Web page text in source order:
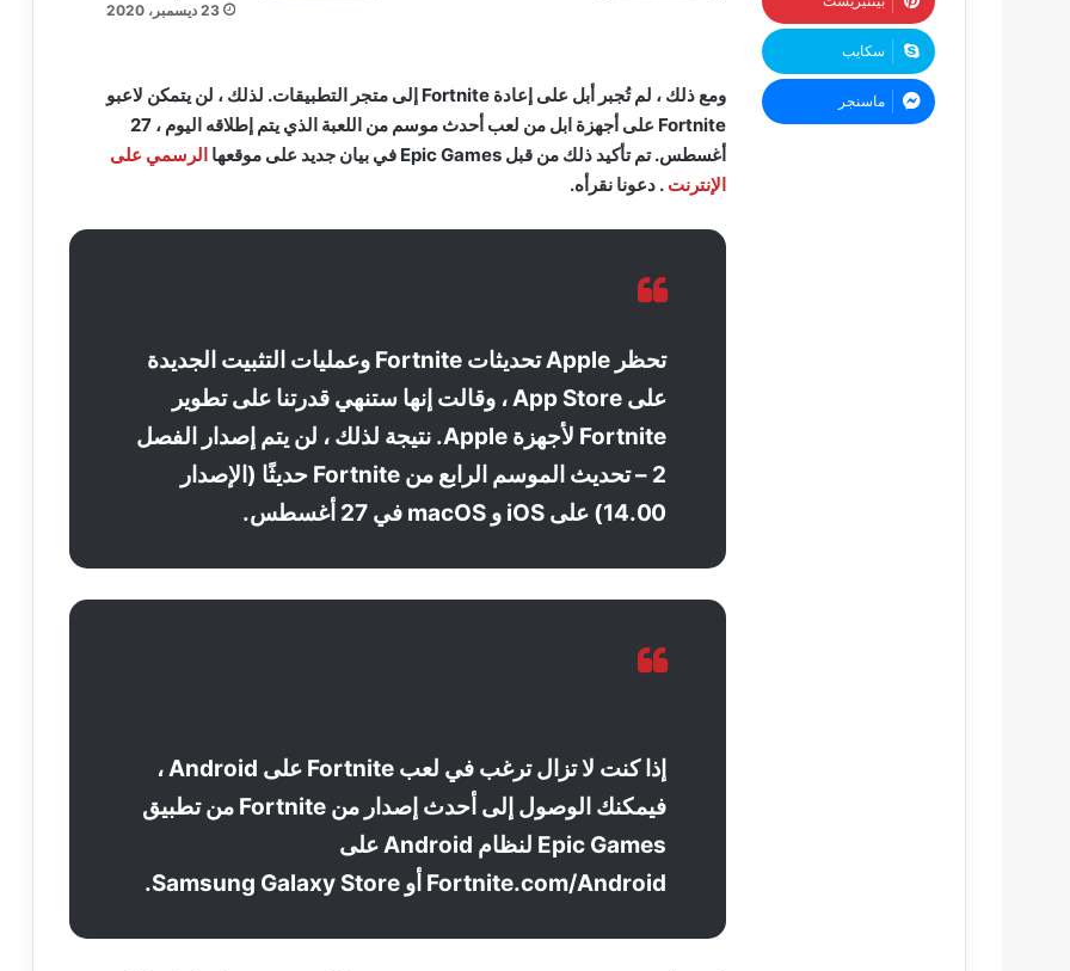
23 ديسمبر، 2020
ومع ذلك ، لم تُجبر أبل على إعادة Fortnite إلى متجر التطبيقات. لذلك ، لن يتمكن لاعبو
Fortnite على أجهزة ابل من لعب أحدث موسم من اللعبة الذي يتم إطلاقه اليوم ، 27
أغسطس. تم تأكيد ذلك من قبل Epic Games في بيان جديد على موقعها
الرسمي على
الإنترنت . دعونا نقرأه.
تحظر Apple تحديثات Fortnite وعمليات التثبيت الجديدة
على App Store ، وقالت إنها ستنهي قدرتنا على تطوير
Fortnite لأجهزة Apple. نتيجة لذلك ، لن يتم إصدار الفصل
2 – تحديث الموسم الرابع من Fortnite حديثًا (الإصدار
14.00) على iOS و macOS في 27 أغسطس.
إذا كنت لا تزال ترغب في لعب Fortnite على Android ،
فيمكنك الوصول إلى أحدث إصدار من Fortnite من تطبيق
Epic Games لنظام Android على
Fortnite.com/Android أو Samsung Galaxy Store.
سكايب
ماسنجر